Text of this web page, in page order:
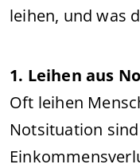
leihen, und was
1. Leihen aus
Oft leihen
Notsituation